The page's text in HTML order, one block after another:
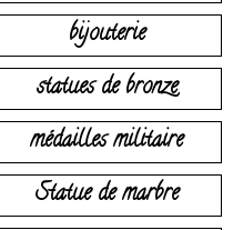
bijouterie
statues de bronze
médailles militaire
Statue de marbre